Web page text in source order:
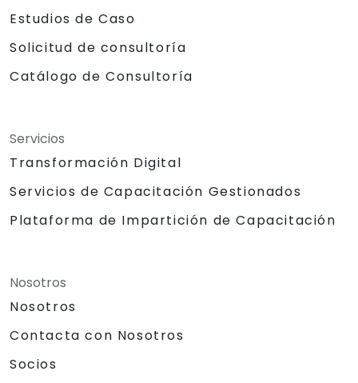
Estudios de Caso
Solicitud de consultoría
Catálogo de Consultoría
Servicios
Transformación Digital
Servicios de Capacitación Gestionados
Plataforma de Impartición de Capacitación
Nosotros
Nosotros
Contacta con Nosotros
Socios